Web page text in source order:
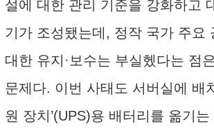
설에 대한 관리 기준을 강화하고
기가 조성됐는데, 정작 국가 주요
대한 유지·보수는 부실헸다는 점
문제다. 이번 사태도 서버실에 배
원 장치’(UPS)용 배터리를 옮기